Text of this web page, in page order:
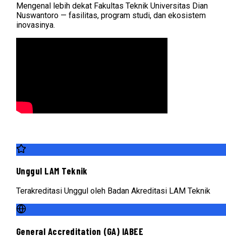
Mengenal lebih dekat Fakultas Teknik Universitas Dian
Nuswantoro — fasilitas, program studi, dan ekosistem
inovasinya.
Unggul LAM Teknik
Terakreditasi Unggul oleh Badan Akreditasi LAM Teknik
General Accreditation (GA) IABEE